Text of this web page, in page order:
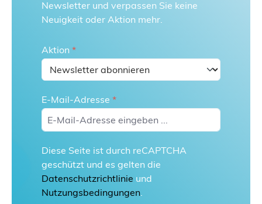
Newsletter und verpassen Sie keine
Neuigkeit oder Aktion mehr.
Aktion *
E-Mail-Adresse *
Diese Seite ist durch reCAPTCHA
geschützt und es gelten die
Datenschutzrichtlinie und
Nutzungsbedingungen.